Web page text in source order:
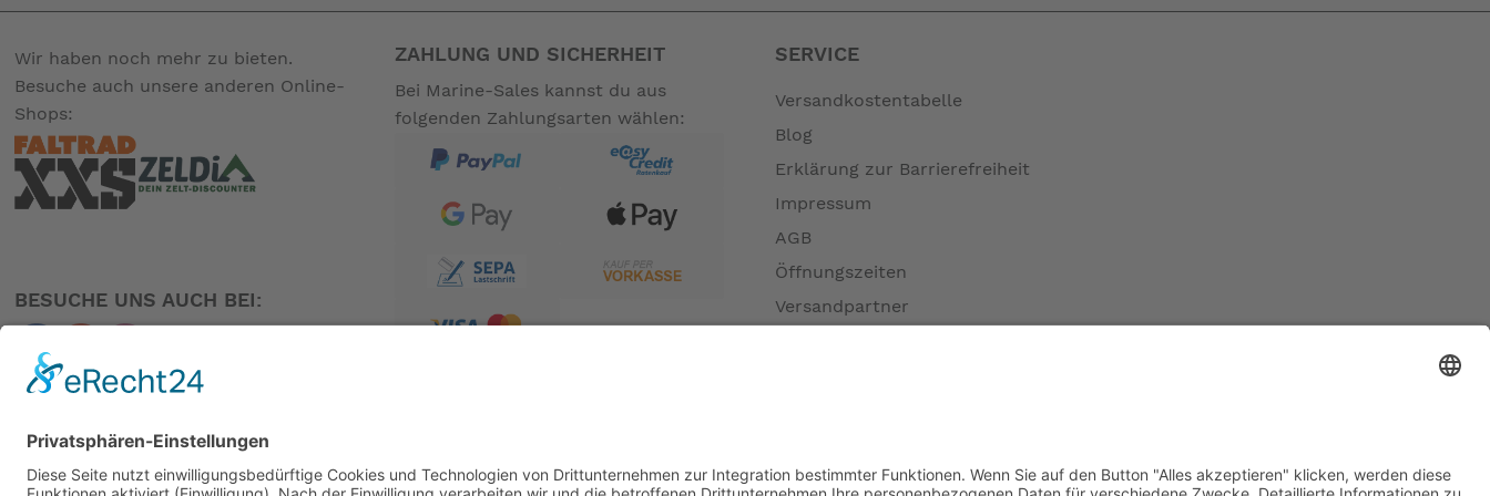
Das Rad Information
Radgröße
Packmaß 565mm (L) x 270mm (B) x 585mm (H)
Lenkertyp
Farbe
Gewicht ohne Akku
Wir haben noch mehr zu bieten.
Besuche auch unsere anderen Online-
Shops:
BESUCHE UNS AUCH BEI:
ZAHLUNG UND SICHERHEIT
Bei Marine-Sales kannst du aus
folgenden Zahlungsarten wählen:
SERVICE
Versandkostentabelle
Blog
Erklärung zur Barrierefreiheit
Impressum
AGB
Öffnungszeiten
Versandpartner
Widerrufsrecht MS